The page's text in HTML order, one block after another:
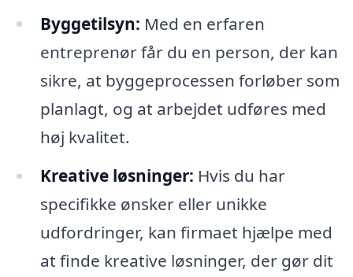
Byggetilsyn: Med en erfaren
entreprenør får du en person, der kan
sikre, at byggeprocessen forløber som
planlagt, og at arbejdet udføres med
høj kvalitet.
Kreative løsninger: Hvis du har
specifikke ønsker eller unikke
udfordringer, kan firmaet hjælpe med
at finde kreative løsninger, der gør dit